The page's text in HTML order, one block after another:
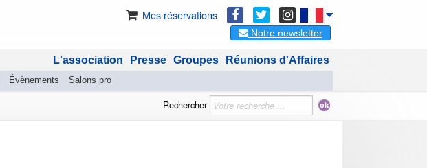
Mes réservations
Notre newsletter
Évènements Salons pro
Réunions d'Affaires
Groupes
Presse
L'association
Rechercher